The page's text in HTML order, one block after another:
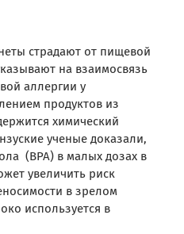
страдают от пищевой
на взаимосвязь
аллергии у
продуктов из
химический
ученые доказали,
(BPA) в малых дозах в
увеличить риск
в зрелом
используется в